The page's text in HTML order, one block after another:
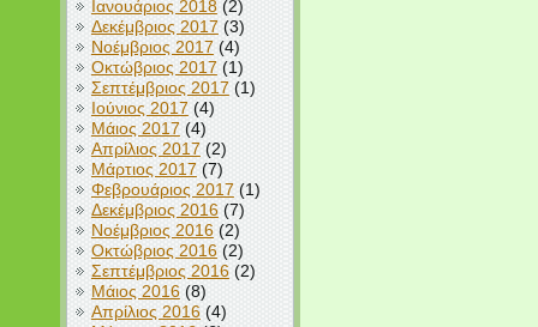
Ιανουάριος 2018(2)
Δεκέμβριος 2017 (3)
Νοέμβριος 2017(4)
Οκτώβριος 2017(1)
Σεπτέμβριος 2017 (1)
Ιούνιος 2017 (4)
Μάιος 2017 (4)
Απρίλιος 2017 (2)
Μάρτιος 2017 (7)
Φεβρουάριος 2017(1)
Δεκέμβριος 2016(7)
Νοέμβριος 2016(2)
Οκτώβριος 2016(2)
Σεπτέμβριος 2016(2)
Μάιος 2016(8)
Απρίλιος 2016(4)